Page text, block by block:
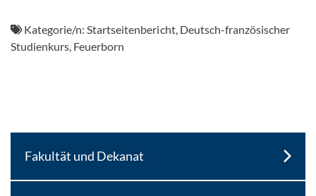
Kategorie/n:Startseitenbericht, Deutsch-französischer
Studienkurs, Feuerborn
Fakultät und Dekanat